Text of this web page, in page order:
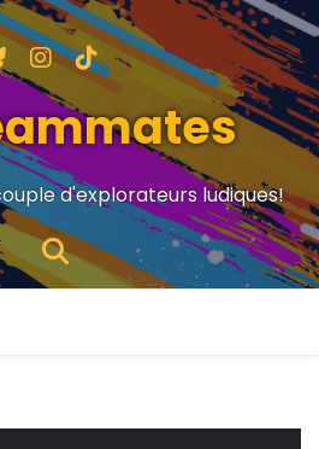
d'explorateurs ludiques!